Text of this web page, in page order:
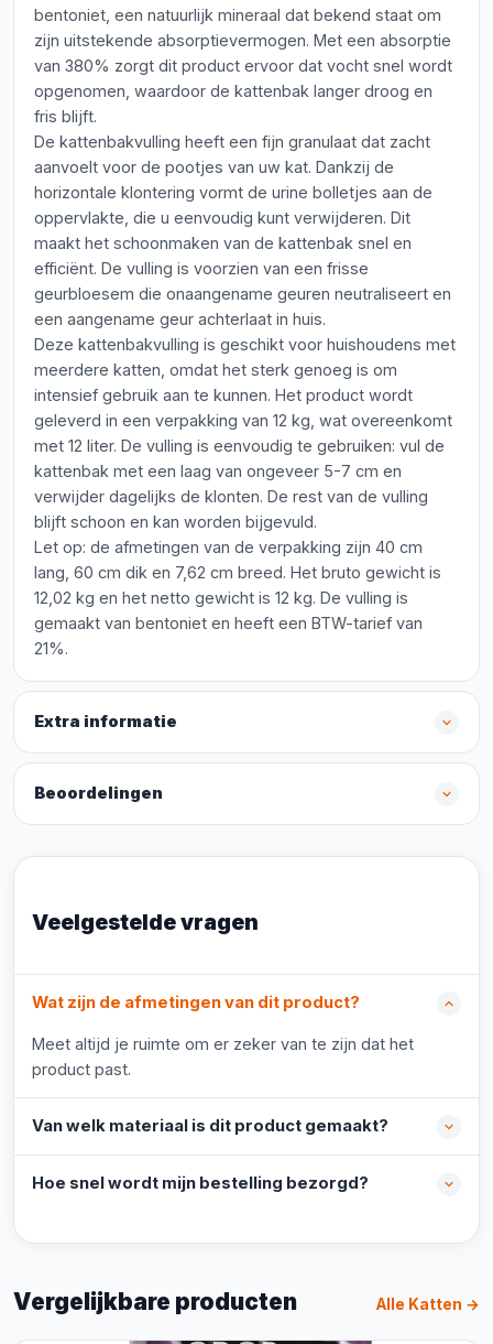
bentoniet, een natuurlijk mineraal dat bekend staat om
zijn uitstekende absorptievermogen. Met een absorptie
van 380% zorgt dit product ervoor dat vocht snel wordt
opgenomen, waardoor de kattenbak langer droog en
fris blijft.
De kattenbakvulling heeft een fijn granulaat dat zacht
aanvoelt voor de pootjes van uw kat. Dankzij de
horizontale klontering vormt de urine bolletjes aan de
oppervlakte, die u eenvoudig kunt verwijderen. Dit
maakt het schoonmaken van de kattenbak snel en
efficiënt. De vulling is voorzien van een frisse
geurbloesem die onaangename geuren neutraliseert en
een aangename geur achterlaat in huis.
Deze kattenbakvulling is geschikt voor huishoudens met
meerdere katten, omdat het sterk genoeg is om
intensief gebruik aan te kunnen. Het product wordt
geleverd in een verpakking van 12 kg, wat overeenkomt
met 12 liter. De vulling is eenvoudig te gebruiken: vul de
kattenbak met een laag van ongeveer 5-7 cm en
verwijder dagelijks de klonten. De rest van de vulling
blijft schoon en kan worden bijgevuld.
Let op: de afmetingen van de verpakking zijn 40 cm
lang, 60 cm dik en 7,62 cm breed. Het bruto gewicht is
12,02 kg en het netto gewicht is 12 kg. De vulling is
gemaakt van bentoniet en heeft een BTW-tarief van
21%.
Extra informatie
Beoordelingen
Veelgestelde vragen
Wat zijn de afmetingen van dit product?
Meet altijd je ruimte om er zeker van te zijn dat het
product past.
Van welk materiaal is dit product gemaakt?
Hoe snel wordt mijn bestelling bezorgd?
Vergelijkbare producten Alle Katten →